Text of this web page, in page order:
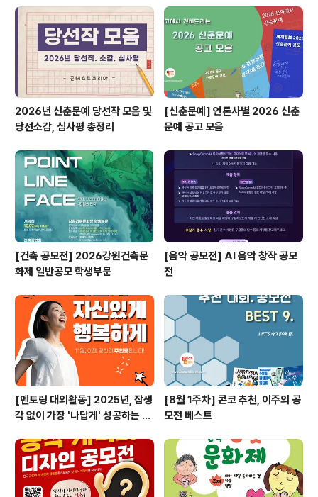
NS 활동이 활발한 자(인스타그램, 유튜브, 블로그 등) ◎
모집 기간 2월28일(수)~3월19일(화) ◎ 결과 발표 3월2
5일(월) ◎ 활동 기간 4월2일(화)~6월12일(수) (약 2.5
개월) ◎ ..
2026년 신춘문예 당선작 모음 및
당선소감, 심사평 총정리
[신춘문예] 언론사별 2026 신춘
문예 공고 모음
[건축 공모전] 2026강원건축문
화제 일반공모 학생부문
[음악 공모전] AI 음악 창작 공모
전
[멘토링 대외활동] 2025년, 잡생
각 없이 가장 '나답게' 성공하는 법
[8월 1주차] 콘코 추천, 이주의 공
모전 베스트